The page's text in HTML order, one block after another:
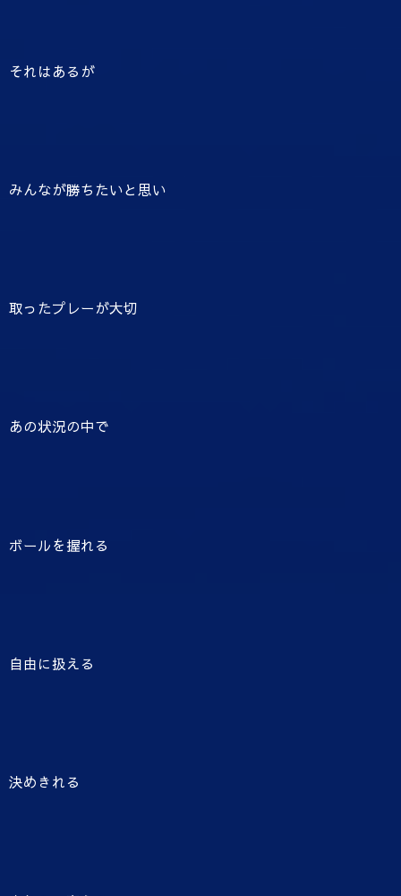
それはあるが
みんなが勝ちたいと思い
取ったプレーが大切
あの状況の中で
ボールを握れる
自由に扱える
決めきれる